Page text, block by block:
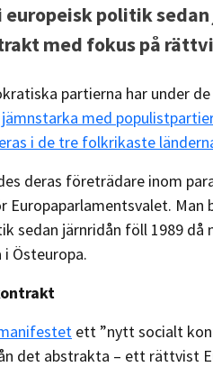
europeisk politik
med fokus på
partierna har under
jämnstarka med
i de tre folkrikaste
deras företrädare inom
Europaparlamentsvalet.
sedan järnridån föll 1989
Östeuropa.
ett ”nytt socialt
det abstrakta – ett rättvist